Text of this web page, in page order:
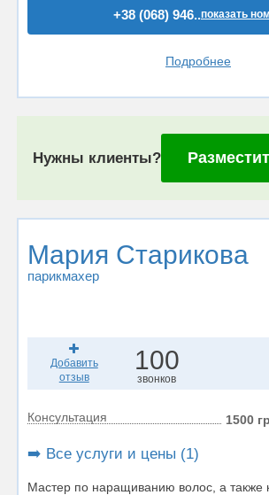
+38 (068) 946..показать
Подробнее
Нужны клиенты?
Мария Старикова
парикмахер
Добавить
отзыв
100
звонков
Консультация 1500
➡️ Все услуги и цены (1)
Мастер по наращиванию волос, а также